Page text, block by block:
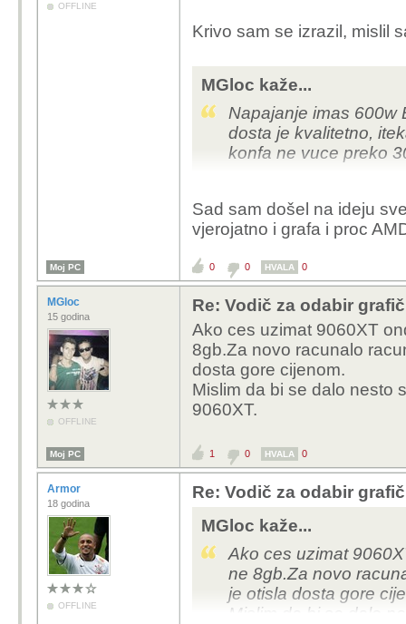
OFFLINE
Krivo sam se izrazil, mislil
MGloc kaže...
Napajanje imas 600w
dosta je kvalitetno,
konfa ne vuce preko
ok iako bi ja mozda
900mV.
zahtjevno a vidim ima
boostat u igrama na
programom
kutu vidis potrosnju
klokove i temperature.
Ja bi isto svakako
Sad sam došel na ideju
vjerojatno i grafa i proc
Moj PC 0 0 HVALA 0
MGloc
15 godina
OFFLINE
Re: Vodič za odabir
Ako ces uzimat 9060XT
8gb.Za novo racunalo
dosta gore cijenom.
Mislim da bi se dalo nesto
9060XT.
Moj PC 1 0 HVALA 0
Armor
18 godina
OFFLINE
Re: Vodič za odabir
MGloc kaže...
Ako ces uzimat
ne 8gb.Za novo
je otisla dosta gore
Mislim da bi se dalo